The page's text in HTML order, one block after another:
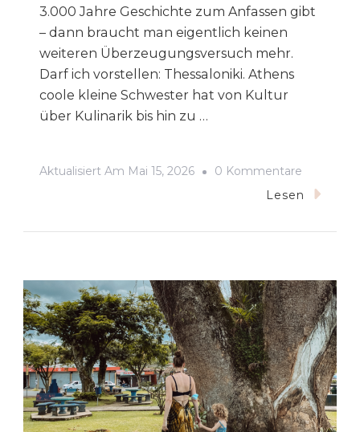
3.000 Jahre Geschichte zum Anfassen gibt
– dann braucht man eigentlich keinen
weiteren Überzeugungsversuch mehr.
Darf ich vorstellen: Thessaloniki. Athens
coole kleine Schwester hat von Kultur
über Kulinarik bis hin zu …
Aktualisiert Am Mai 15, 2026 0 Kommentare
Ein
–
Must
Sees
In
Für
Einen
Perfekten
Lesen